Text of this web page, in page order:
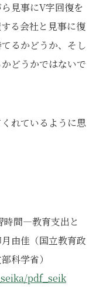
見事にV字回復を
る会社と見事に復
るかどうか、そし
どうかではないで
れているように思
時間―教育支出と
由佳（国立教育政
科学省）
pdf_seik